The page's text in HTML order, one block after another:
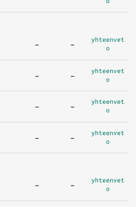
- -
yhteenvet
o
- -
yhteenvet
o
- -
yhteenvet
o
- -
yhteenvet
o
- -
yhteenvet
o